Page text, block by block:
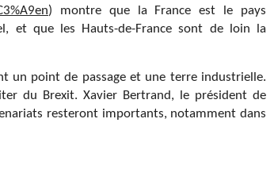
) montre que la France est le pays
et que les Hauts-de-France sont de loin la
un point de passage et une terre industrielle.
du Brexit. Xavier Bertrand, le président de
resteront importants, notamment dans